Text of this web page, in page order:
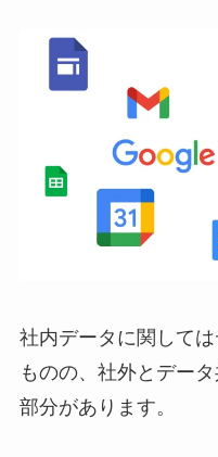
社内データに関して
ものの、社外とデー
部分があります。